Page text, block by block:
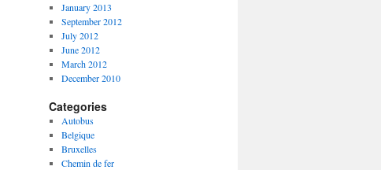
January 2013
September 2012
July 2012
June 2012
March 2012
December 2010
Categories
Autobus
Belgique
Bruxelles
Chemin de fer